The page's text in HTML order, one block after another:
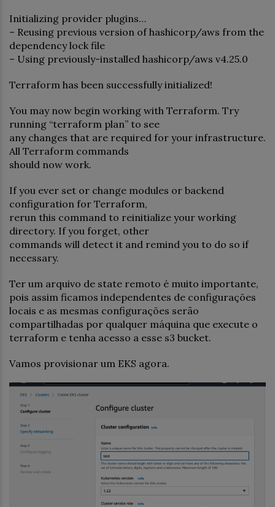
Initializing provider plugins…
– Reusing previous version of hashicorp/aws from the
dependency lock file
– Using previously-installed hashicorp/aws v4.25.0
Terraform has been successfully initialized!
You may now begin working with Terraform. Try
running “terraform plan” to see
any changes that are required for your infrastructure.
All Terraform commands
should now work.
If you ever set or change modules or backend
configuration for Terraform,
rerun this command to reinitialize your working
directory. If you forget, other
commands will detect it and remind you to do so if
necessary.
Ter um arquivo de state remoto é muito importante,
pois assim ficamos independentes de configurações
locais e as mesmas configurações serão
compartilhadas por qualquer máquina que execute o
terraform e tenha acesso a esse s3 bucket.
Vamos provisionar um EKS agora.